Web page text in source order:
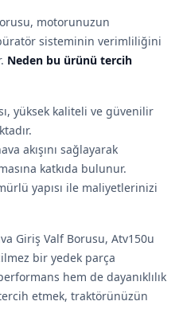
motorunuzun
sisteminin verimliliğini
Neden bu ürünü tercih
yüksek kaliteli ve güvenilir
akışını sağlayarak
katkıda bulunur.
yapısı ile maliyetlerinizi
Giriş Valf Borusu, Atv150u
bir yedek parça
hem de dayanıklılık
etmek, traktörünüzün